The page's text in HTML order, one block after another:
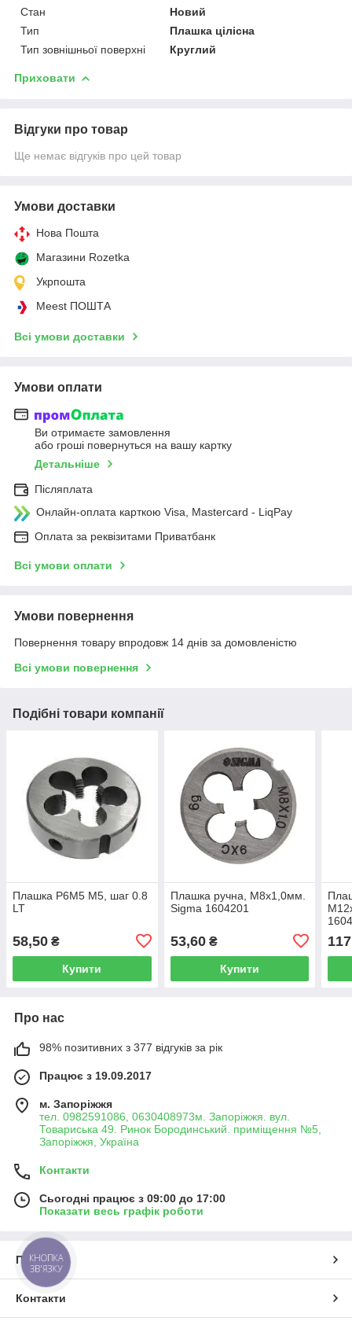
Стан
Новий
Тип
Плашка цілісна
Тип зовнішньої поверхні
Круглий
Приховати
Відгуки про товар
Ще немає відгуків про цей товар
Умови доставки
Нова Пошта
Магазини Rozetka
Укрпошта
Meest ПОШТА
Всі умови доставки
Умови оплати
Ви отримаєте замовлення
або гроші повернуться на вашу картку
Детальніше
Післяплата
Онлайн-оплата карткою Visa, Mastercard - LiqPay
Оплата за реквізитами Приватбанк
Всі умови оплати
Умови повернення
Повернення товару впродовж 14 днів за домовленістю
Всі умови повернення
Подібні товари компанії
Плашка Р6М5 М5, шаг 0.8
LT
58,50 ₴
Купити
Плашка ручна, М8х1,0мм.
Sigma 1604201
53,60₴
Купити
117
Про нас
98% позитивних з 377 відгуків за рік
Працює з 19.09.2017
м. Запоріжжя
тел. 0982591086, 0630408973м. Запоріжжя. вул.
Товариська 49. Ринок Бородинський. приміщення №5,
Запоріжжя, Україна
Контакти
Сьогодні працює з 09:00 до 17:00
Показати весь графік роботи
Про нас
Контакти
КНОПКА
ЗВ'ЯЗКУ